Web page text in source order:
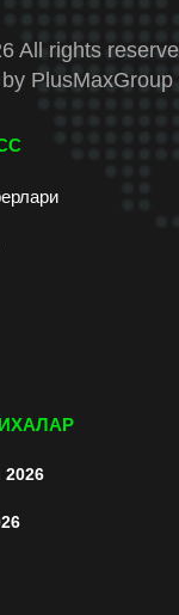
All rights
by PlusMaxGroup
2026